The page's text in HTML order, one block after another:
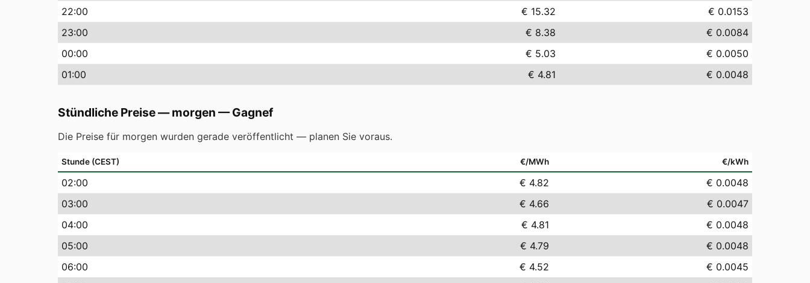
22:00 € 15.32
€ 0.0153
23:00 € 8.38
€ 0.0084
00:00 € 5.03
€ 0.0050
01:00 € 4.81 € 0.0048
Stündliche Preise — morgen —Gagnef
Die Preise für morgen wurden gerade veröffentlicht — planen Sie voraus.
Stunde (CEST) €/MWh €/kWh
02:00 € 4.82
€ 0.0048
03:00 € 4.66
€ 0.0047
04:00 € 4.81
€ 0.0048
05:00 € 4.79
€ 0.0048
06:00 € 4.52
€ 0.0045